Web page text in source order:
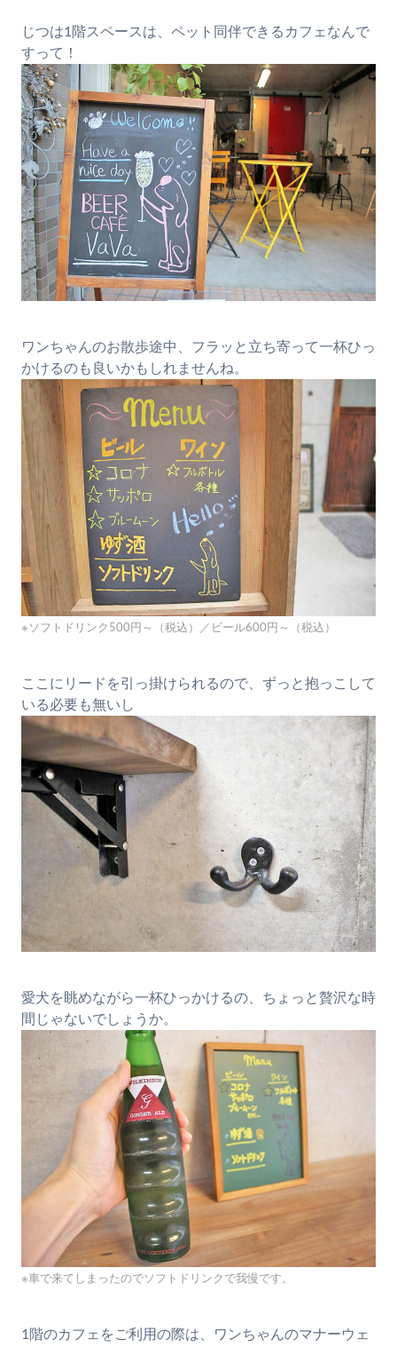
じつは1階スペースは、ペット同伴できるカフェなんで
すって！
ワンちゃんのお散歩途中、フラッと立ち寄って一杯ひっ
かけるのも良いかもしれませんね。
※ソフトドリンク500円～（税込）／ビール600円～（税込）
ここにリードを引っ掛けられるので、ずっと抱っこして
いる必要も無いし
愛犬を眺めながら一杯ひっかけるの、ちょっと贅沢な時
間じゃないでしょうか。
※車で来てしまったのでソフトドリンクで我慢です。
1階のカフェをご利用の際は、ワンちゃんのマナーウェ